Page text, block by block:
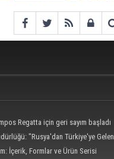
Regatta için geri sayım başladı
"Rusya'dan Türkiye'ye Gelen
Uğradı"
İçerik, Formlar ve Ürün Serisi